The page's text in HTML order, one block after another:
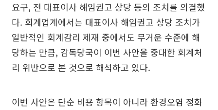
요구, 전 대표이사 해임권고 상당 등의 조치를 의결했
다. 회계업계에서는 대표이사 해임권고 상당 조치가
일반적인 회계감리 제재 중에서도 무거운 수준에 해
당하는 만큼, 감독당국이 이번 사안을 중대한 회계처
리 위반으로 본 것으로 해석하고 있다.
이번 사안은 단순 비용 항목이 아니라 환경오염 정화